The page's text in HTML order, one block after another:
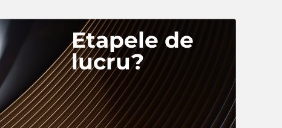
Etapele de
lucru?